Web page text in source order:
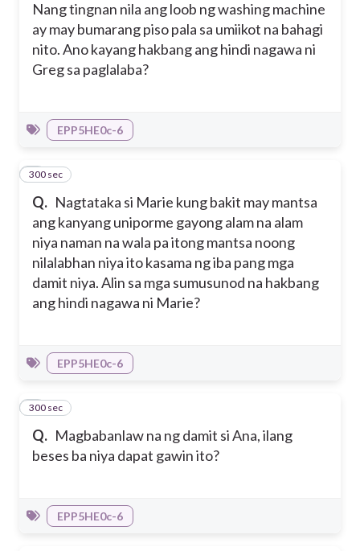
Nang tingnan nila ang loob ng washing machine
ay may bumarang piso pala sa umiikot na bahagi
nito. Ano kayang hakbang ang hindi nagawa ni
Greg sa paglalaba?
EPP5HE0c-6
Q. Nagtataka si Marie kung bakit may mantsa
ang kanyang uniporme gayong alam na alam
niya naman na wala pa itong mantsa noong
nilalabhan niya ito kasama ng iba pang mga
damit niya. Alin sa mga sumusunod na hakbang
ang hindi nagawa ni Marie?
7
300 sec
EPP5HE0c-6
Q. Magbabanlaw na ng damit si Ana, ilang
beses ba niya dapat gawin ito?
8
300 sec
EPP5HE0c-6